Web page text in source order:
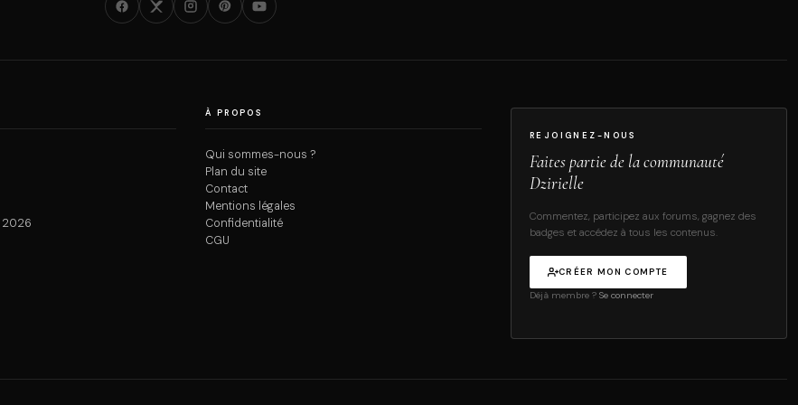
2026
À PROPOS
Qui sommes-nous ?
Plan du site
Contact
Mentions légales
Confidentialité
CGU
REJOIGNEZ-NOUS
Faites partie de la communauté
Dzirielle
Commentez, participez aux forums, gagnez des
badges et accédez à tous les contenus.
CRÉER MON COMPTE
Déjà membre ? Se connecter